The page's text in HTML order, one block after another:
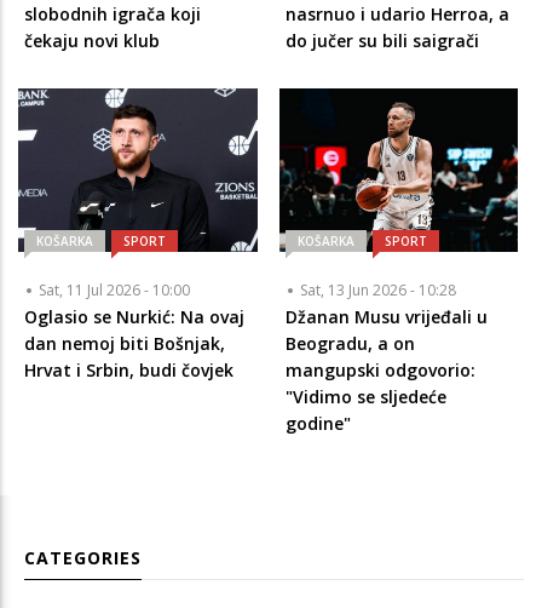
slobodnih igrača koji
čekaju novi klub
nasrnuo i udario Herroa, a
do jučer su bili saigrači
KOŠARKA SPORT
Sat, 11 Jul 2026 - 10:00
Oglasio se Nurkić: Na ovaj
dan nemoj biti Bošnjak,
Hrvat i Srbin, budi čovjek
KOŠARKA SPORT
Sat, 13 Jun 2026 - 10:28
Džanan Musu vrijeđali u
Beogradu, a on
mangupski odgovorio:
"Vidimo se sljedeće
godine"
CATEGORIES